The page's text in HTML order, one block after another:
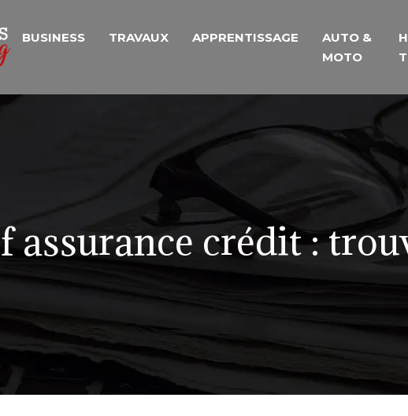
BUSINESS TRAVAUX APPRENTISSAGE
AUTO &
MOTO
assurance crédit :